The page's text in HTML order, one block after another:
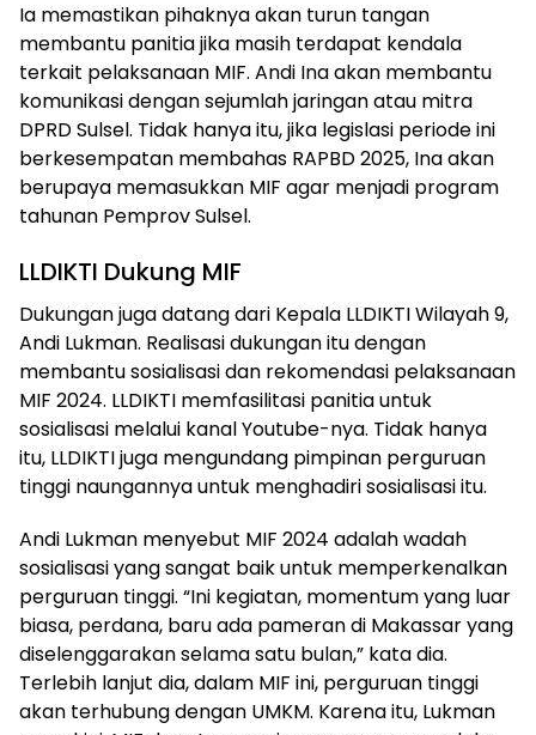
Ia memastikan pihaknya akan turun tangan
membantu panitia jika masih terdapat kendala
terkait pelaksanaan MIF. Andi Ina akan membantu
komunikasi dengan sejumlah jaringan atau mitra
DPRD Sulsel. Tidak hanya itu, jika legislasi periode ini
berkesempatan membahas RAPBD 2025, Ina akan
berupaya memasukkan MIF agar menjadi program
tahunan Pemprov Sulsel.
LLDIKTI Dukung MIF
Dukungan juga datang dari Kepala LLDIKTI Wilayah 9,
Andi Lukman. Realisasi dukungan itu dengan
membantu sosialisasi dan rekomendasi pelaksanaan
MIF 2024. LLDIKTI memfasilitasi panitia untuk
sosialisasi melalui kanal Youtube-nya. Tidak hanya
itu, LLDIKTI juga mengundang pimpinan perguruan
tinggi naungannya untuk menghadiri sosialisasi itu.
Andi Lukman menyebut MIF 2024 adalah wadah
sosialisasi yang sangat baik untuk memperkenalkan
perguruan tinggi. “Ini kegiatan, momentum yang luar
biasa, perdana, baru ada pameran di Makassar yang
diselenggarakan selama satu bulan,” kata dia.
Terlebih lanjut dia, dalam MIF ini, perguruan tinggi
akan terhubung dengan UMKM. Karena itu, Lukman